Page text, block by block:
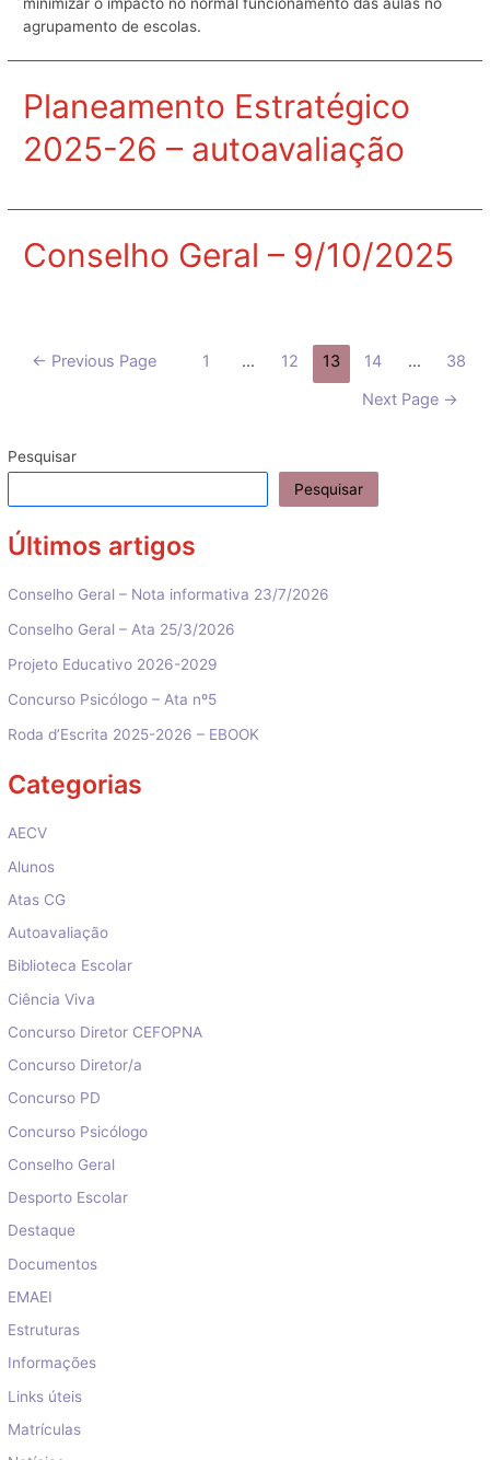
agrupamento de escolas.
Planeamento Estratégico
2025-26 – autoavaliação
Conselho Geral – 9/10/2025
Paginação
← Previous Page 1 … 12 13 14 …
38
Next Page →
Pesquisar
Pesquisar
Últimos artigos
Conselho Geral – Nota informativa 23/7/2026
Conselho Geral – Ata 25/3/2026
Projeto Educativo 2026-2029
Concurso Psicólogo – Ata nº5
Roda d’Escrita 2025-2026 – EBOOK
Categorias
AECV
Alunos
Atas CG
Autoavaliação
Biblioteca Escolar
Ciência Viva
Concurso Diretor CEFOPNA
Concurso Diretor/a
Concurso PD
Concurso Psicólogo
Conselho Geral
Desporto Escolar
Destaque
Documentos
EMAEI
Estruturas
Informações
Links úteis
Matrículas